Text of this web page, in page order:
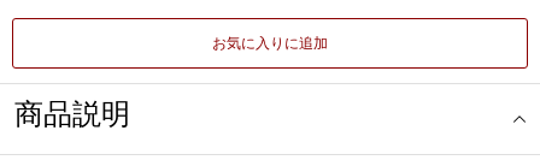
お気に入りに追加
商品説明